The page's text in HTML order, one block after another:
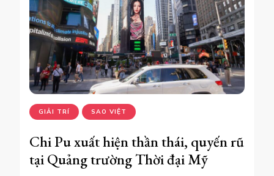
GIẢI TRÍ SAO VIỆT
Chi Pu xuất hiện thần thái, quyến rũ
tại Quảng trường Thời đại Mỹ